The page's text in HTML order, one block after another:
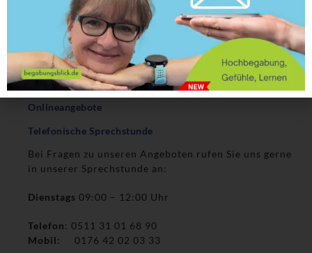
Über uns
Claudia Völkening
Kristian Stelter
Die Praxis
Haltung
Kontakt
Onlineangebote
Telefonische Sprechstunde
Bei Fragen zu unseren Angeboten rufen Sie uns gerne
in unserer Sprechstunde an:
Dienstags09:00 – 12:00 Uhr
Telefon: 0511 31 01 68 90
Mobil: 0176 42 02 03 33